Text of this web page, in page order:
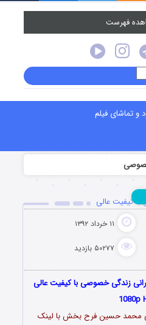
فهرست
و تماشای فیلم
کیفیت عالی
۱۱ خرداد ۱۳۹۲
۵۰۲۷۷ بازدید
زندگی خصوصی با کیفیت عالی
1080p
محمد حسین فرح بخش با لینک